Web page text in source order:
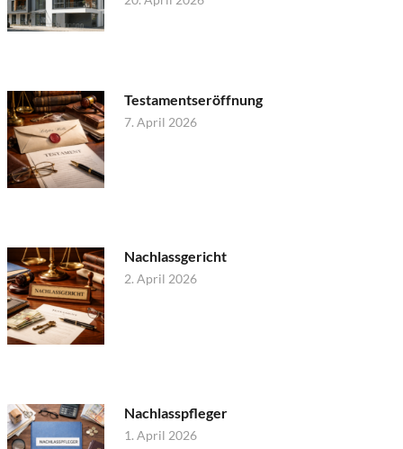
Testamentseröffnung
7. April 2026
Nachlassgericht
2. April 2026
Nachlasspfleger
1. April 2026